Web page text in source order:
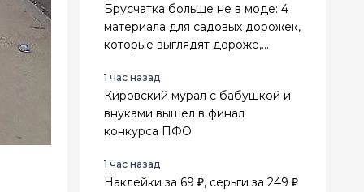
Брусчатка больше не в моде: 4
материала для садовых дорожек,
которые выглядят дороже,
травой
1 час назад
Кировский мурал с бабушкой и
внуками вышел в финал
конкурса ПФО
1 час назад
Наклейки за 69 ₽, серьги за 249 ₽